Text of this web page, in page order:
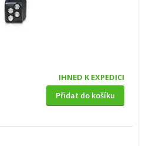
IHNED K EXPEDICI
Přidat do košíku